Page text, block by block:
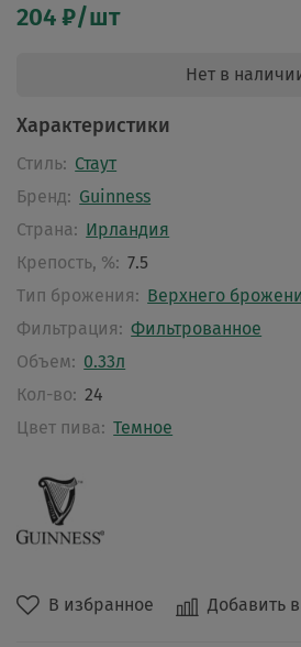
В избранное Добавить
204 ₽/шт
Нет в
Характеристики
Стиль: Стаут
Бренд: Guinness
Страна: Ирландия
Крепость, %: 7.5
Тип брожения: Верхнего
Фильтрация: Фильтрованное
Объем: 0.33л
Кол-во: 24
Цвет пива: Темное